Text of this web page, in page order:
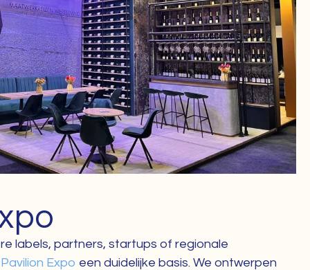
labels, partners, startups of regionale
Pavilion Expo een duidelijke basis. We ontwerpen